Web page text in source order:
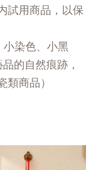
試用商品，以保
染色、小黑
的自然痕跡，
商品）